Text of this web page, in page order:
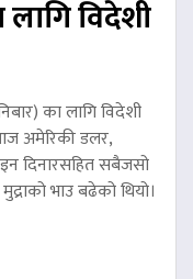
विदेशी
का लागि विदेशी
अमेरिकी डलर,
दिनारसहित सबैजसो
भाउ बढेको थियो।